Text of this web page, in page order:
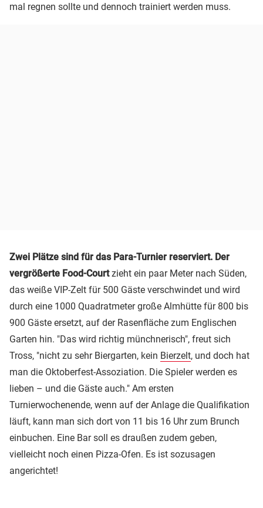
mal regnen sollte und dennoch trainiert werden muss.
Zwei Plätze sind für das Para-Turnier reserviert. Der
vergrößerte Food-Courtzieht ein paar Meter nach Süden,
das weiße VIP-Zelt für 500 Gäste verschwindet und wird
durch eine 1000 Quadratmeter große Almhütte für 800 bis
900 Gäste ersetzt, auf der Rasenfläche zum Englischen
Garten hin. "Das wird richtig münchnerisch", freut sich
Tross, "nicht zu sehr Biergarten, kein Bierzelt, und doch hat
man die Oktoberfest-Assoziation. Die Spieler werden es
lieben – und die Gäste auch." Am ersten
Turnierwochenende, wenn auf der Anlage die Qualifikation
läuft, kann man sich dort von 11 bis 16 Uhr zum Brunch
einbuchen. Eine Bar soll es draußen zudem geben,
vielleicht noch einen Pizza-Ofen. Es ist sozusagen
angerichtet!